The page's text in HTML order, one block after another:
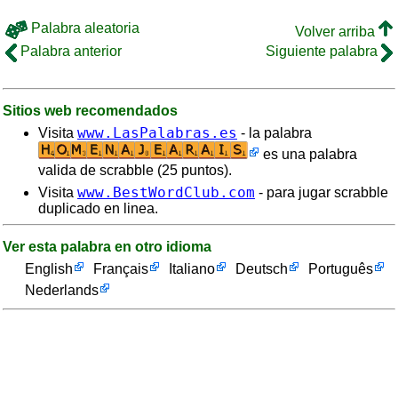
Palabra aleatoria
Volver arriba
Palabra anterior
Siguiente palabra
Sitios web recomendados
Visita www.LasPalabras.es - la palabra
es una palabra
valida de scrabble (25 puntos).
Visita www.BestWordClub.com - para jugar scrabble
duplicado en linea.
Ver esta palabra en otro idioma
English
Français Italiano Deutsch
Português
Nederlands